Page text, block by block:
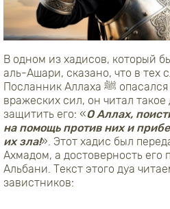
В одном из хадисов, который
аль-Ашари, сказано, что в тех
Посланник Аллаха ﷺ опасался вреда со стороны
вражеских сил, он читал такое
защитить его: «О Аллах,
на помощь против них и
их зла!». Этот хадис был
Ахмадом, а достоверность его
Альбани. Текст этого дуа
завистников: